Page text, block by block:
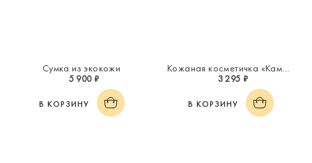
Сумка из экокожи
5 900 ₽
В КОРЗИНУ
Кожаная косметичка «Каменный цветок»
3 295 ₽
В КОРЗИНУ